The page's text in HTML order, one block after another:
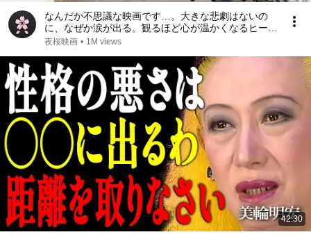
なんだか不思議な映画です…。大きな悲劇はないの
に、なぜか涙が出る。観るほど心が温かくなるヒーリ
ング映画【映画紹介】
夜桜映画 • 1M views
42:30